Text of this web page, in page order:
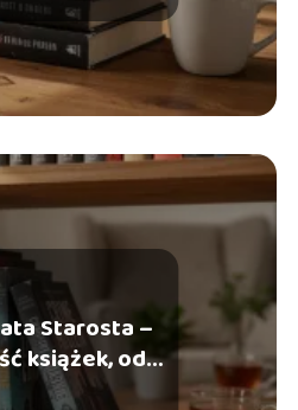
Starosta –
książek, od
zacząć?